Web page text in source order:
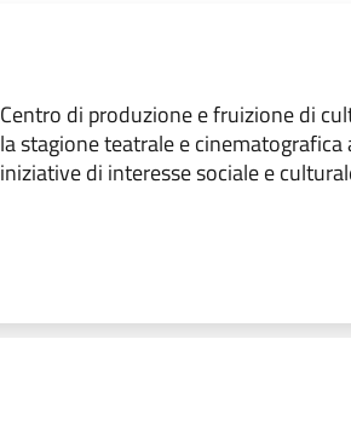
Centro di produzione e fruizione di
la stagione teatrale e cinematografica
iniziative di interesse sociale e